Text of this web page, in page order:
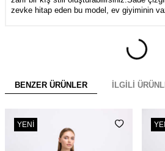
zevke hitap eden bu model, ev giyiminin
BENZER ÜRÜNLER İLGILI
YENI